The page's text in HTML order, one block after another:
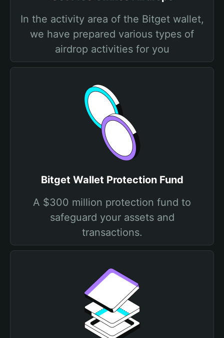
In the activity area of the Bitget wallet,
we have prepared various types of
airdrop activities for you
Bitget Wallet Protection Fund
A $300 million protection fund to
safeguard your assets and
transactions.